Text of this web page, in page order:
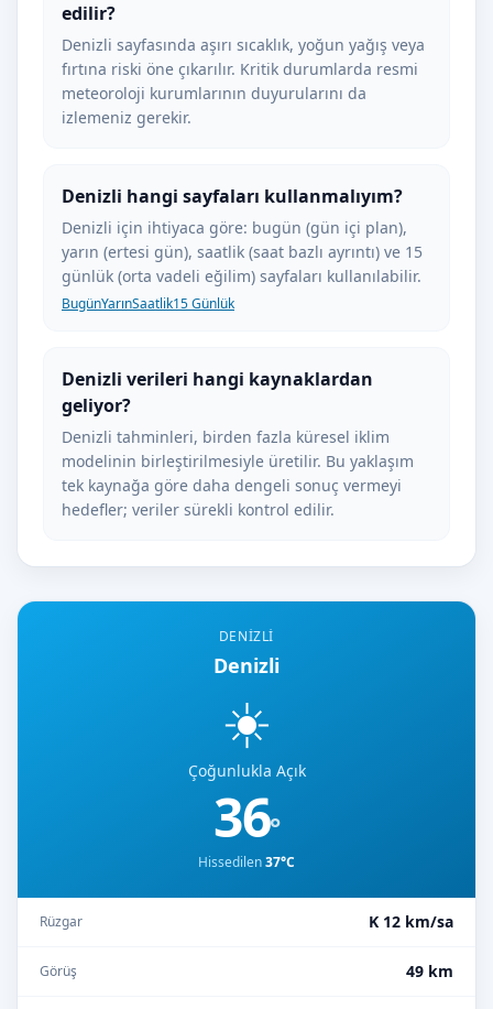
DENIZLI
Denizli
☀️
Çoğunlukla Açık
36°
Hissedilen37°C
Rüzgar K 12 km/sa
Görüş 49 km
edilir?
Denizli sayfasında aşırı sıcaklık, yoğun yağış veya
fırtına riski öne çıkarılır. Kritik durumlarda resmi
meteoroloji kurumlarının duyurularını da
izlemeniz gerekir.
Denizli hangi sayfaları kullanmalıyım?
Denizli için ihtiyaca göre: bugün (gün içi plan),
yarın (ertesi gün), saatlik (saat bazlı ayrıntı) ve 15
günlük (orta vadeli eğilim) sayfaları kullanılabilir.
BugünYarınSaatlik15 Günlük
Denizli verileri hangi kaynaklardan
geliyor?
Denizli tahminleri, birden fazla küresel iklim
modelinin birleştirilmesiyle üretilir. Bu yaklaşım
tek kaynağa göre daha dengeli sonuç vermeyi
hedefler; veriler sürekli kontrol edilir.